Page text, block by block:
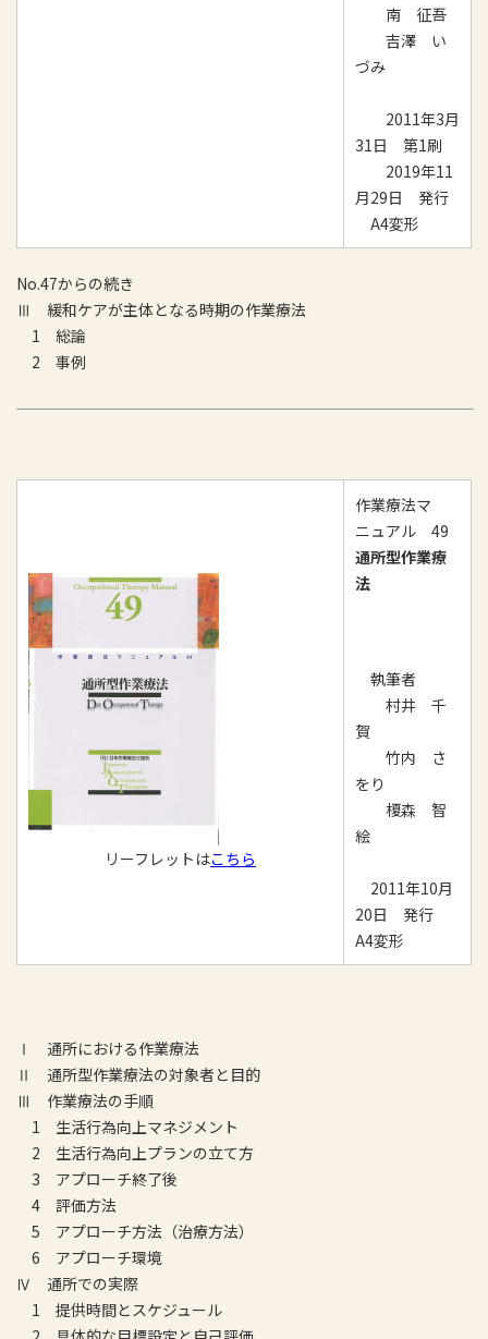
南 征吾
吉澤 い
づみ
2011年3月
31日 第1刷
2019年11
月29日 発行
A4変形
No.47からの続き
Ⅲ 緩和ケアが主体となる時期の作業療法
1 総論
2 事例
リーフレットはこちら
作業療法マ
ニュアル 49
通所型作業療
法
執筆者
村井 千
賀
竹内 さ
をり
榎森 智
絵
2011年10月
20日 発行
A4変形
Ⅰ 通所における作業療法
Ⅱ 通所型作業療法の対象者と目的
Ⅲ 作業療法の手順
1 生活行為向上マネジメント
2 生活行為向上プランの立て方
3 アプローチ終了後
4 評価方法
5 アプローチ方法（治療方法）
6 アプローチ環境
Ⅳ 通所での実際
1 提供時間とスケジュール